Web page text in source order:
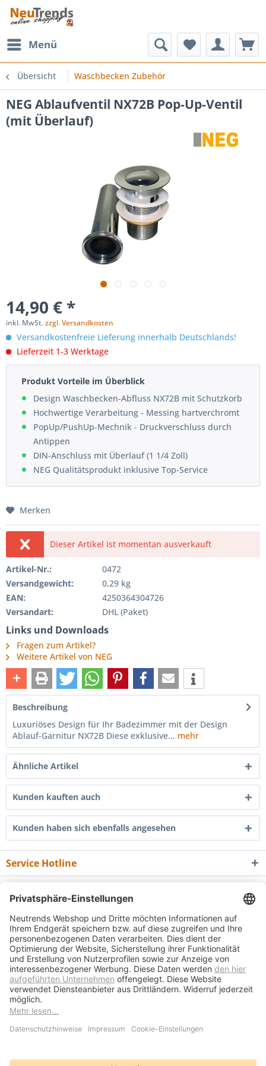
Menü
Übersicht Waschbecken Zubehör
NEG Ablaufventil NX72B Pop-Up-Ventil
(mit Überlauf)
14,90 € *
inkl. MwSt.zzgl. Versandkosten
Versandkostenfreie Lieferung innerhalb Deutschlands!
Lieferzeit 1-3 Werktage
Produkt Vorteile im Überblick
Design Waschbecken-Abfluss NX72B mit Schutzkorb
Hochwertige Verarbeitung - Messing hartverchromt
PopUp/PushUp-Mechnik - Druckverschluss durch
Antippen
DIN-Anschluss mit Überlauf (1 1/4 Zoll)
NEG Qualitätsprodukt inklusive Top-Service
Merken
Dieser Artikel ist momentan ausverkauft
Artikel-Nr.:
0472
Versandgewicht:
0,29 kg
EAN:
4250364304726
Versandart:
DHL (Paket)
Links und Downloads
Fragen zum Artikel?
Weitere Artikel von NEG
Beschreibung
Luxuriöses Design für Ihr Badezimmer mit der Design
Ablauf-Garnitur NX72B Diese exklusive... mehr
Ähnliche Artikel
Kunden kauften auch
Kunden haben sich ebenfalls angesehen
Service Hotline
Informationen
Newsletter
* Alle Preise inkl. gesetzl. Mehrwertsteuer zzgl.Versandkostenund ggf.
Nachnahmegebühren, wenn nicht anders beschrieben
Bedienungsanleitungen
Kontakt
Vertrag widerrufen